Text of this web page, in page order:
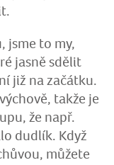
jsme to my,
jasně sdělit
již na začátku.
takže je
že např.
dudlík. Když
můžete